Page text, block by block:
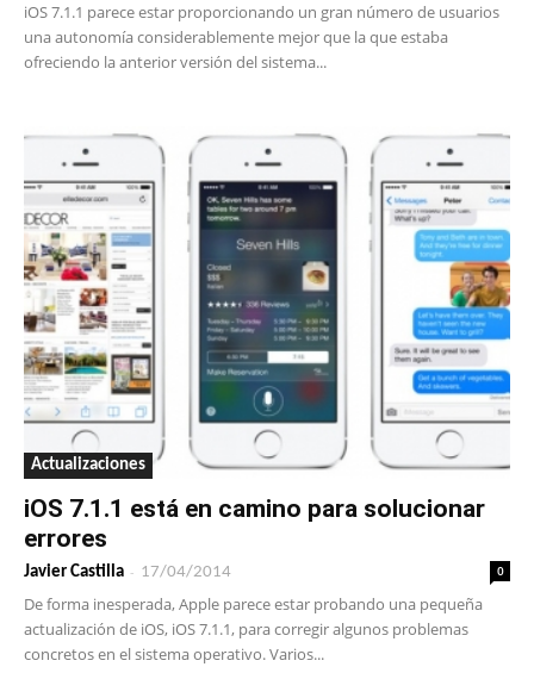
iOS 7.1.1 parece estar proporcionando un gran número de usuarios
una autonomía considerablemente mejor que la que estaba
ofreciendo la anterior versión del sistema...
Actualizaciones
iOS 7.1.1 está en camino para solucionar
errores
Javier Castilla - 17/04/2014 0
De forma inesperada, Apple parece estar probando una pequeña
actualización de iOS, iOS 7.1.1, para corregir algunos problemas
concretos en el sistema operativo. Varios...